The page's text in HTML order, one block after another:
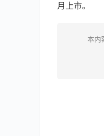
月上市。
本内